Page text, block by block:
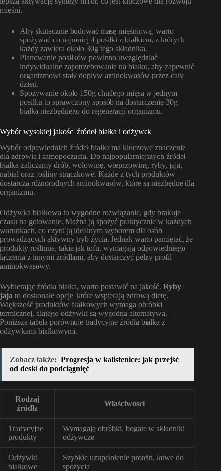
mięśni.
Aby skutecznie budować masę mięśniową, warto
spożywać co najmniej 4 posiłki z białkiem, z których
każdy zawiera około 30g tego składnika.
Planowanie posiłków powinno uwzględniać
indywidualne zapotrzebowanie na białko, aby zapewnić
organizmowi stały dopływ aminokwasów przez cały
dzień.
Spożywanie około 150g chudego mięsa w jednym
posiłku to sprawdzony sposób na dostarczenie 30g
białka niezbędnego do regeneracji organizmu.
Wybór wysokiej jakości źródeł białka i odżywek
Wybór odpowiednich źródeł białka ma kluczowe znaczenie
dla zdrowia i samopoczucia. Do najpopularniejszych źródeł
białka zaliczamy drób, wołowinę, wieprzowinę, ryby, jaja,
nabiał oraz rośliny strączkowe. Każde z tych produktów
dostarcza różnorodnych aminokwasów, które są niezbędne dla
organizmu.
Odżywka białkowa to wygodne rozwiązanie, gdy brakuje
czasu na gotowanie. Można ją spożyć praktycznie w każdych
warunkach, co czyni ją idealnym wyborem dla osób
prowadzących aktywny tryb życia. Jednak warto pamiętać, że
produkty roślinne, takie jak tofu, wymagają odpowiedniego
łączenia z innymi źródłami, aby dostarczyć pełny profil
aminokwasowy.
Wybierając źródła białka, warto postawić na jakość. Ryby i
jaja to doskonałe opcje, które wspierają zdrową dietę.
Większość produktów białkowych wymaga obróbki
termicznej, dlatego odżywki są wygodną alternatywą.
Poniższa tabela porównuje tradycyjne źródła białka z
odżywkami białkowymi.
Zobacz także: Progresja w kalistenice: jak przejść
od deski do podciągnięć
Rodzaj
źródła
Właściwości
Tradycyjne
produkty
Wymagają obróbki, bogate w składniki
odżywcze
Odżywki
białkowe
Szybkie uzupełnienie protein, łatwe do
spożycia